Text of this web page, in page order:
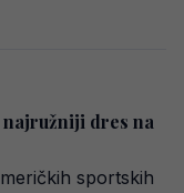
najružniji dres na
sportskih